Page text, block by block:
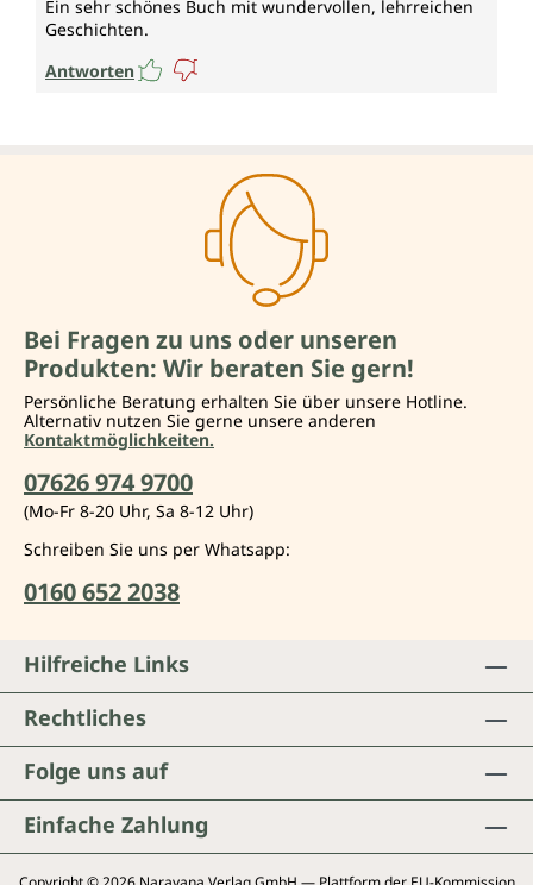
Ein sehr schönes Buch mit wundervollen, lehrreichen
Geschichten.
Antworten
Bei Fragen zu uns oder unseren
Produkten: Wir beraten Sie gern!
Persönliche Beratung erhalten Sie über unsere Hotline.
Alternativ nutzen Sie gerne unsere anderen
Kontaktmöglichkeiten.
07626 974 9700
(Mo-Fr 8-20 Uhr, Sa 8-12 Uhr)
Schreiben Sie uns per Whatsapp:
0160 652 2038
Folge uns auf
Einfache Zahlung
Hilfreiche Links
Rechtliches